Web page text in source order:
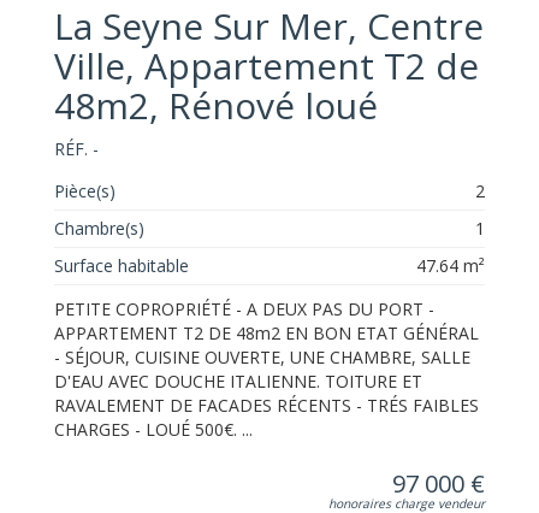
La Seyne Sur Mer, Centre
Ville, Appartement T2 de
48m2, Rénové loué
RÉF. -
Pièce(s)
2
Chambre(s)
1
Surface habitable
47.64 m²
PETITE COPROPRIÉTÉ - A DEUX PAS DU PORT -
APPARTEMENT T2 DE 48m2 EN BON ETAT GÉNÉRAL
- SÉJOUR, CUISINE OUVERTE, UNE CHAMBRE, SALLE
D'EAU AVEC DOUCHE ITALIENNE. TOITURE ET
RAVALEMENT DE FACADES RÉCENTS - TRÉS FAIBLES
CHARGES - LOUÉ 500€. ...
97 000 €
honoraires charge vendeur